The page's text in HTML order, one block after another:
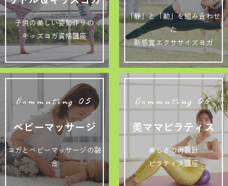
子供の美しい姿勢作りの
キッズヨガ資格講座
「静」と「動」を組み合わせ
た
新感覚エクササイズヨガ
Commuting 05
ベビーマッサージ
ヨガとベビーマッサージの融
合
Commuting 06
美ママピラティス
美しさの再設計
ピラティス講座